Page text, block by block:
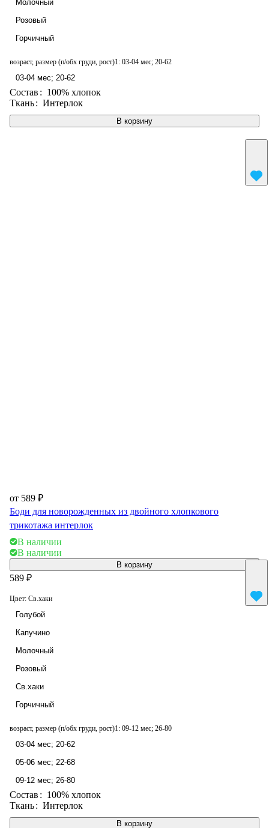
В корзину
Молочный
Розовый
Горчичный
возраст, размер (п/обх груди, рост)1: 03-04 мес; 20-62
03-04 мес; 20-62
Состав: 100% хлопок
Ткань: Интерлок
от 589 ₽
Боди для новорожденных из двойного хлопкового
трикотажа интерлок
В наличии
В корзину
В наличии
В корзину
589 ₽
Цвет: Св.хаки
Голубой
Капучино
Молочный
Розовый
Св.хаки
Горчичный
возраст, размер (п/обх груди, рост)1: 09-12 мес; 26-80
03-04 мес; 20-62
05-06 мес; 22-68
09-12 мес; 26-80
Состав: 100% хлопок
Ткань: Интерлок